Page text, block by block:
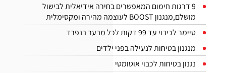
9 דרגות חימום המאפשרים בחירה אידיאלית לבישול
מושלם,מנגנון BOOST לעוצמה מהירה ומקסימלית
טיימר לכיבוי עד 99 דקות לכל מבער בנפרד
מנגנון בטיחות לנעילה בפני ילדים
נגנון בטיחות לכבוי אוטומטי